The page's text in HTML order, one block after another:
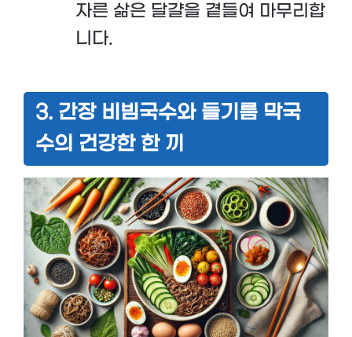
자른 삶은 달걀을 곁들여 마무리합
니다.
3. 간장 비빔국수와 들기름 막국
수의 건강한 한 끼